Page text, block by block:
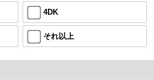
4DK
それ以上